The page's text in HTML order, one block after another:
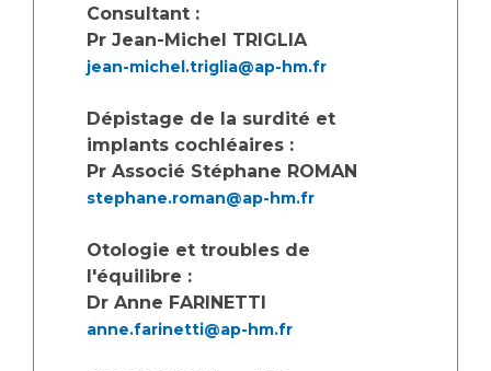
Livret d'accueil
Salon des familles
Transports sanitaires
Vos droits, vos devoirs
Handicap
Handi 13
Pôle Médecine Physique et Réadaptation
Accueil sourds et malentendants
Charte Romain Jacob
La recherche clinique à l'AP-HM
Les structures de recherche
Écoles et Instituts de Formation
Plateforme des internes
Professionnels de santé
Consultant :
Pr Jean-Michel TRIGLIA
jean-michel.triglia@ap-hm.fr
Dépistage de la surdité et
implants cochléaires :
Pr Associé Stéphane ROMAN
stephane.roman@ap-hm.fr
Otologie et troubles de
l'équilibre :
Dr Anne FARINETTI
anne.farinetti@ap-hm.fr